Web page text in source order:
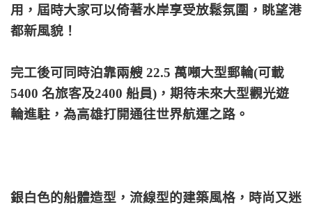
用，屆時大家可以倚著水岸享受放鬆氛圍，眺望港
都新風貌！
完工後可同時泊靠兩艘 22.5 萬噸大型郵輪(可載
5400 名旅客及2400 船員)，期待未來大型觀光遊
輪進駐，為高雄打開通往世界航運之路。
銀白色的船體造型，流線型的建築風格，時尚又迷